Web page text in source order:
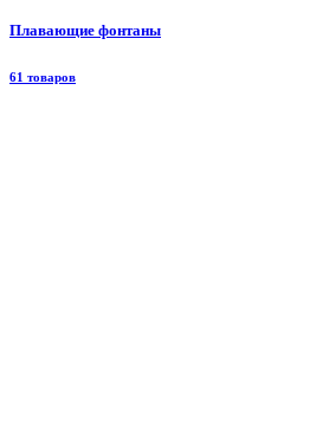
Плавающие фонтаны
61 товаров